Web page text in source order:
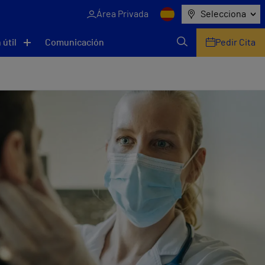
Área Privada Selecciona
útil Comunicación Pedir Cita